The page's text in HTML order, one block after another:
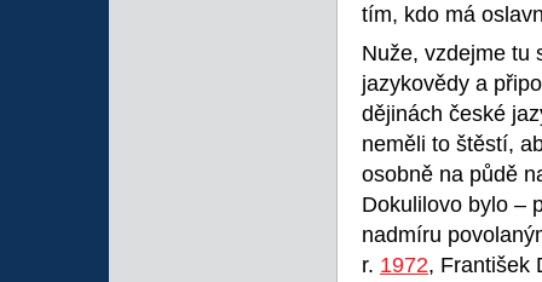
tím, kdo má
Nuže, vzdejme tu
jazykovědy a
dějinách české
neměli to štěstí,
osobně na půdě
Dokulilovo bylo –
nadmíru
r. 1972, František